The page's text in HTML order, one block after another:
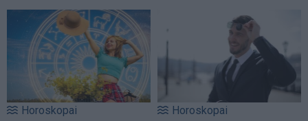
Horoskopai Horoskopai